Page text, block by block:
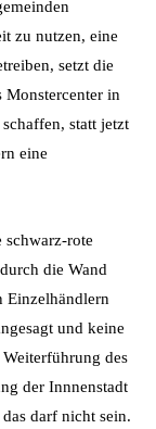
zu nutzen, eine
setzt die
Monstercenter in
statt jetzt
eine
schwarz-rote
die Wand
Einzelhändlern
und keine
des
der Innnenstadt
darf nicht sein.